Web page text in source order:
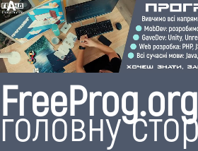
FreeProg.org
головну